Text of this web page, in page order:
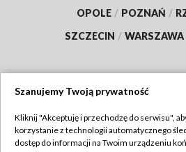
OPOLE / POZNAŃ /
SZCZECIN / WARSZAWA
TVP
Szanujemy Twoją prywatność
Kliknij "Akceptuję i przechodzę do serwisu",
korzystanie z technologii automatycznego
dostęp do informacji na Twoim urządzeniu